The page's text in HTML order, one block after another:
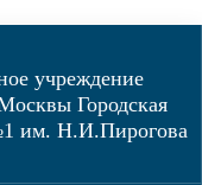
абляции
хирургии МЗ
учреждение
Городская
им. Н.И.Пирогова